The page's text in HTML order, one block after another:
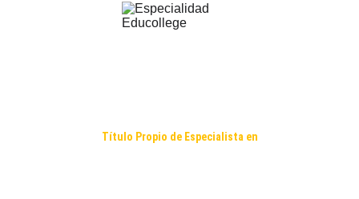
Título Propio de Especialista en